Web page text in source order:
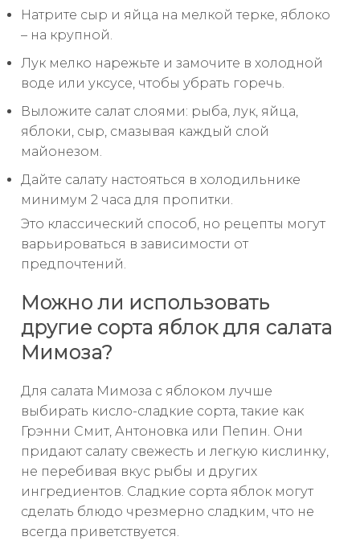
Натрите сыр и яйца на мелкой терке, яблоко
– на крупной.
Лук мелко нарежьте и замочите в холодной
воде или уксусе, чтобы убрать горечь.
Выложите салат слоями: рыба, лук, яйца,
яблоки, сыр, смазывая каждый слой
майонезом.
Дайте салату настояться в холодильнике
минимум 2 часа для пропитки.
Это классический способ, но рецепты могут
варьироваться в зависимости от
предпочтений.
Можно ли использовать
другие сорта яблок для салата
Мимоза?
Для салата Мимоза с яблоком лучше
выбирать кисло-сладкие сорта, такие как
Грэнни Смит, Антоновка или Пепин. Они
придают салату свежесть и легкую кислинку,
не перебивая вкус рыбы и других
ингредиентов. Сладкие сорта яблок могут
сделать блюдо чрезмерно сладким, что не
всегда приветствуется.